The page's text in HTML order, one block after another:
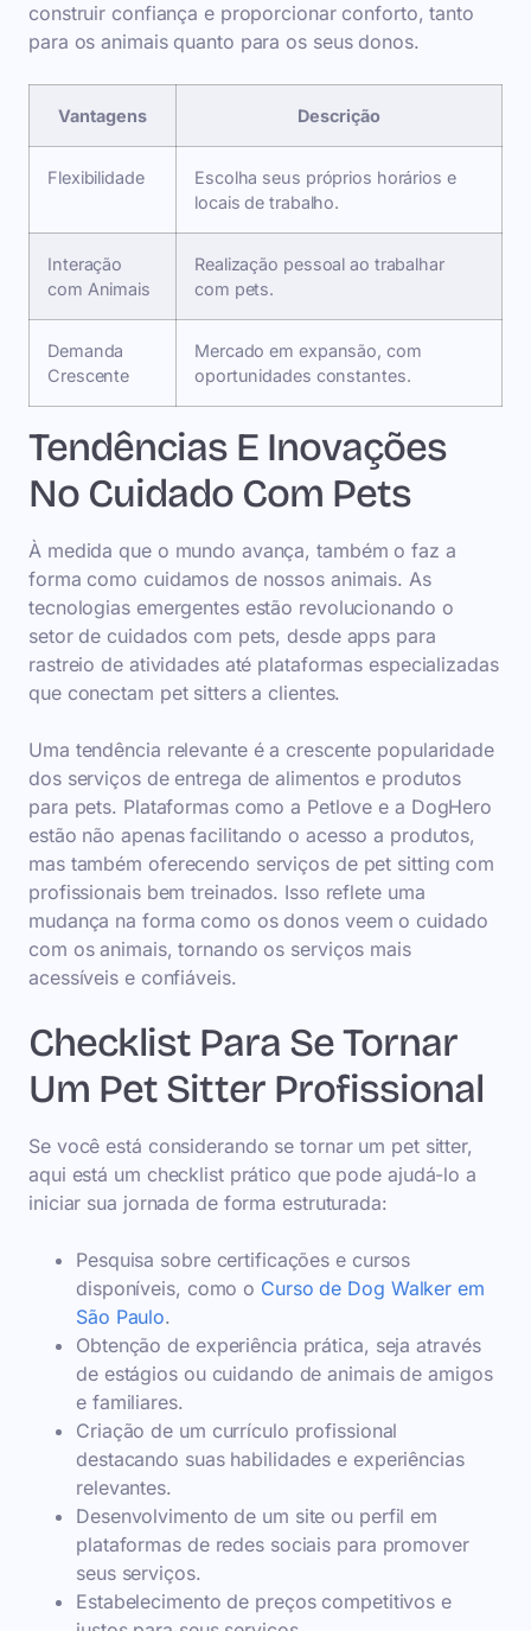
construir confiança e proporcionar conforto, tanto
para os animais quanto para os seus donos.
Vantagens Descrição
Flexibilidade
Escolha seus próprios horários e
locais de trabalho.
Interação
com Animais
Realização pessoal ao trabalhar
com pets.
Demanda
Crescente
Mercado em expansão, com
oportunidades constantes.
Tendências E Inovações
No Cuidado Com Pets
À medida que o mundo avança, também o faz a
forma como cuidamos de nossos animais. As
tecnologias emergentes estão revolucionando o
setor de cuidados com pets, desde apps para
rastreio de atividades até plataformas especializadas
que conectam pet sitters a clientes.
Uma tendência relevante é a crescente popularidade
dos serviços de entrega de alimentos e produtos
para pets. Plataformas como a Petlove e a DogHero
estão não apenas facilitando o acesso a produtos,
mas também oferecendo serviços de pet sitting com
profissionais bem treinados. Isso reflete uma
mudança na forma como os donos veem o cuidado
com os animais, tornando os serviços mais
acessíveis e confiáveis.
Checklist Para Se Tornar
Um Pet Sitter Profissional
Se você está considerando se tornar um pet sitter,
aqui está um checklist prático que pode ajudá-lo a
iniciar sua jornada de forma estruturada:
Pesquisa sobre certificações e cursos
disponíveis, como o Curso de Dog Walker em
São Paulo.
Obtenção de experiência prática, seja através
de estágios ou cuidando de animais de amigos
e familiares.
Criação de um currículo profissional
destacando suas habilidades e experiências
relevantes.
Desenvolvimento de um site ou perfil em
plataformas de redes sociais para promover
seus serviços.
Estabelecimento de preços competitivos e